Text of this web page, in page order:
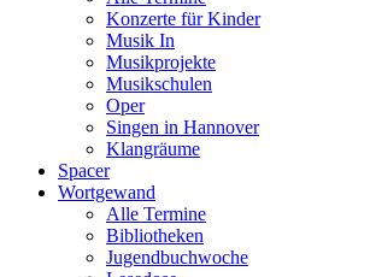
Konzerte für Kinder
Musik In
Musikprojekte
Musikschulen
Oper
Singen in Hannover
Klangräume
Spacer
Wortgewand
Alle Termine
Bibliotheken
Jugendbuchwoche